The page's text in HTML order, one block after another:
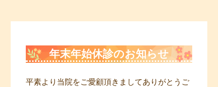
年末年始休診のお知らせ
平素より当院をご愛顧頂きましてありがとうご